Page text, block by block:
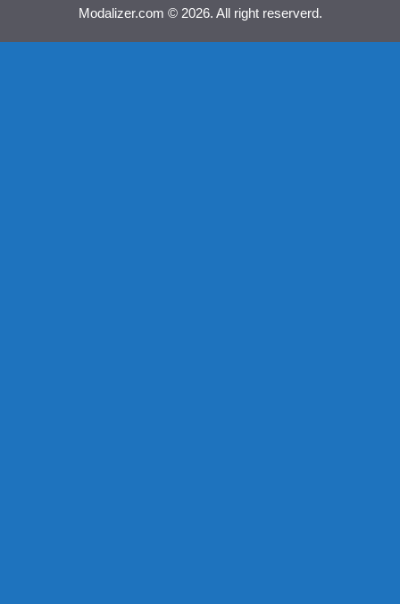
Modalizer.com © 2026. All right reserverd.